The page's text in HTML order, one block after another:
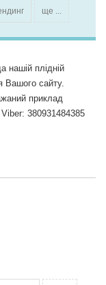
ще ...
нашій плідній
Вашого сайту.
приклад
380931484385